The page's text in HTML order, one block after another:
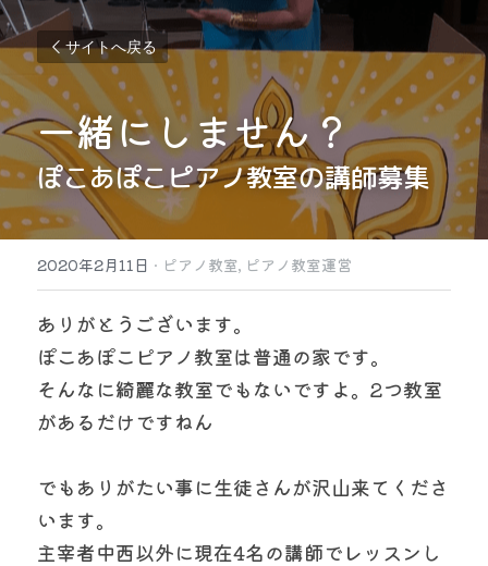
サイトへ戻る
一緒にしません？
ぽこあぽこピアノ教室の講師募集
2020年2月11日 · ピアノ教室, ピアノ教室運営
ありがとうございます。
ぽこあぽこピアノ教室は普通の家です。
そんなに綺麗な教室でもないですよ。2つ教室
があるだけですねん
でもありがたい事に生徒さんが沢山来てくださ
います。
主宰者中西以外に現在4名の講師でレッスンし